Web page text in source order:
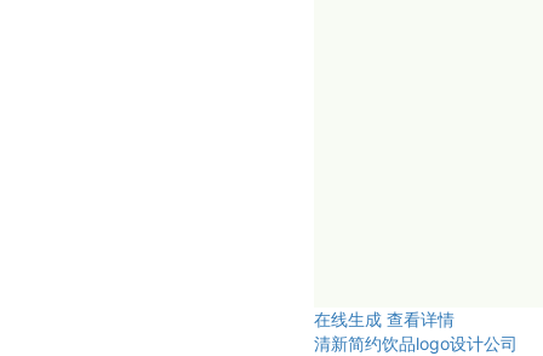
在线生成 查看详情
清新简约饮品logo设计公司